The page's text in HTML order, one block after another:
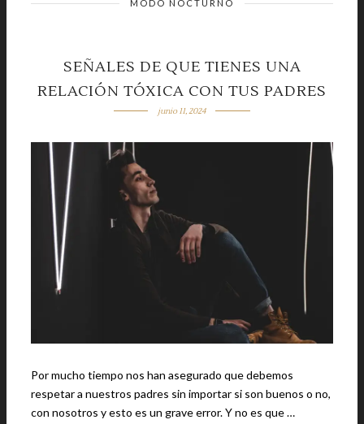
MODO NOCTURNO
SEÑALES DE QUE TIENES UNA
RELACIÓN TÓXICA CON TUS PADRES
junio 11, 2024
Por mucho tiempo nos han asegurado que debemos
respetar a nuestros padres sin importar si son buenos o no,
con nosotros y esto es un grave error. Y no es que …